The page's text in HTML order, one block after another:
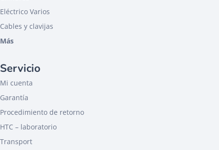
Eléctrico Varios
Cables y clavijas
Más
Servicio
Mi cuenta
Garantía
Procedimiento de retorno
HTC – laboratorio
Transport